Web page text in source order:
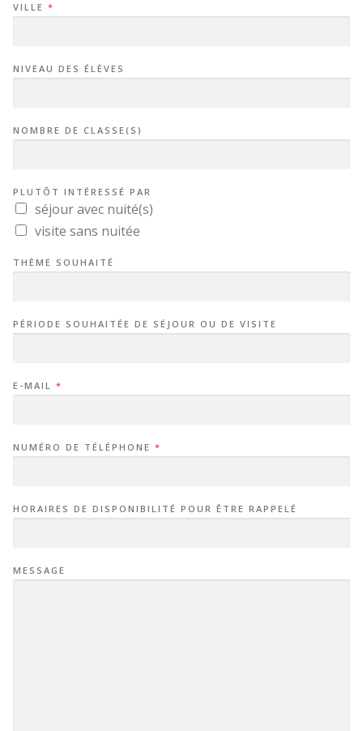
VILLE *
NIVEAU DES ÉLÈVES
NOMBRE DE CLASSE(S)
PLUTÔT INTÉRESSÉ PAR
séjour avec nuité(s)
visite sans nuitée
THÈME SOUHAITÉ
PÉRIODE SOUHAITÉE DE SÉJOUR OU DE VISITE
E-MAIL *
NUMÉRO DE TÉLÉPHONE *
HORAIRES DE DISPONIBILITÉ POUR ÊTRE RAPPELÉ
MESSAGE